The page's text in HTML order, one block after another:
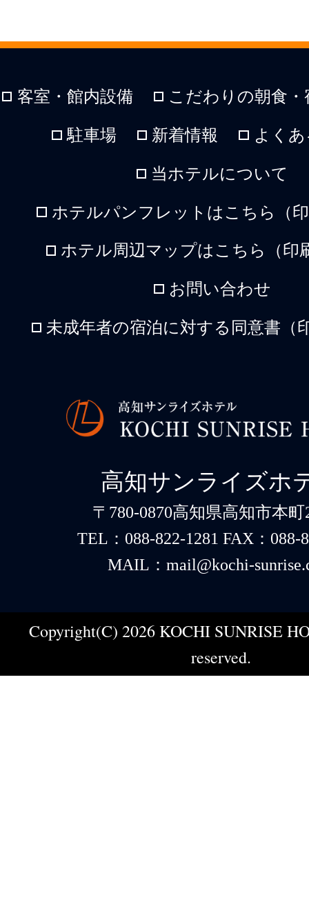
客室・館内設備 こだわりの朝食
駐車場 新着情報 よく
当ホテルについて
ホテルパンフレットはこちら（
ホテル周辺マップはこちら（印
お問い合わせ
未成年者の宿泊に対する同意書（
高知サンライズホ
〒780-0870高知県高知市本町
TEL：088-822-1281 FAX：088-
MAIL：mail@kochi-
Copyright(C) 2026 KOCHI SUNRISE
reserved.